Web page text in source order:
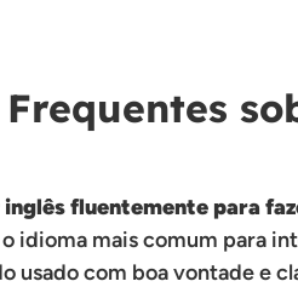
Frequentes
inglês fluentemente para
idioma mais comum para
usado com boa vontade e